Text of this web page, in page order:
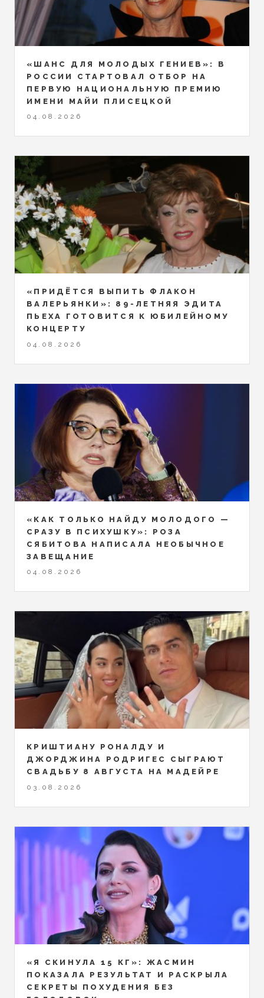
«ШАНС ДЛЯ МОЛОДЫХ ГЕНИЕВ»: В
РОССИИ СТАРТОВАЛ ОТБОР НА
ПЕРВУЮ НАЦИОНАЛЬНУЮ ПРЕМИЮ
ИМЕНИ МАЙИ ПЛИСЕЦКОЙ
04.08.2026
«ПРИДЁТСЯ ВЫПИТЬ ФЛАКОН
ВАЛЕРЬЯНКИ»: 89-ЛЕТНЯЯ ЭДИТА
ПЬЕХА ГОТОВИТСЯ К ЮБИЛЕЙНОМУ
КОНЦЕРТУ
04.08.2026
«КАК ТОЛЬКО НАЙДУ МОЛОДОГО —
СРАЗУ В ПСИХУШКУ»: РОЗА
СЯБИТОВА НАПИСАЛА НЕОБЫЧНОЕ
ЗАВЕЩАНИЕ
04.08.2026
КРИШТИАНУ РОНАЛДУ И
ДЖОРДЖИНА РОДРИГЕС СЫГРАЮТ
СВАДЬБУ 8 АВГУСТА НА МАДЕЙРЕ
03.08.2026
«Я СКИНУЛА 15 КГ»: ЖАСМИН
ПОКАЗАЛА РЕЗУЛЬТАТ И РАСКРЫЛА
СЕКРЕТЫ ПОХУДЕНИЯ БЕЗ